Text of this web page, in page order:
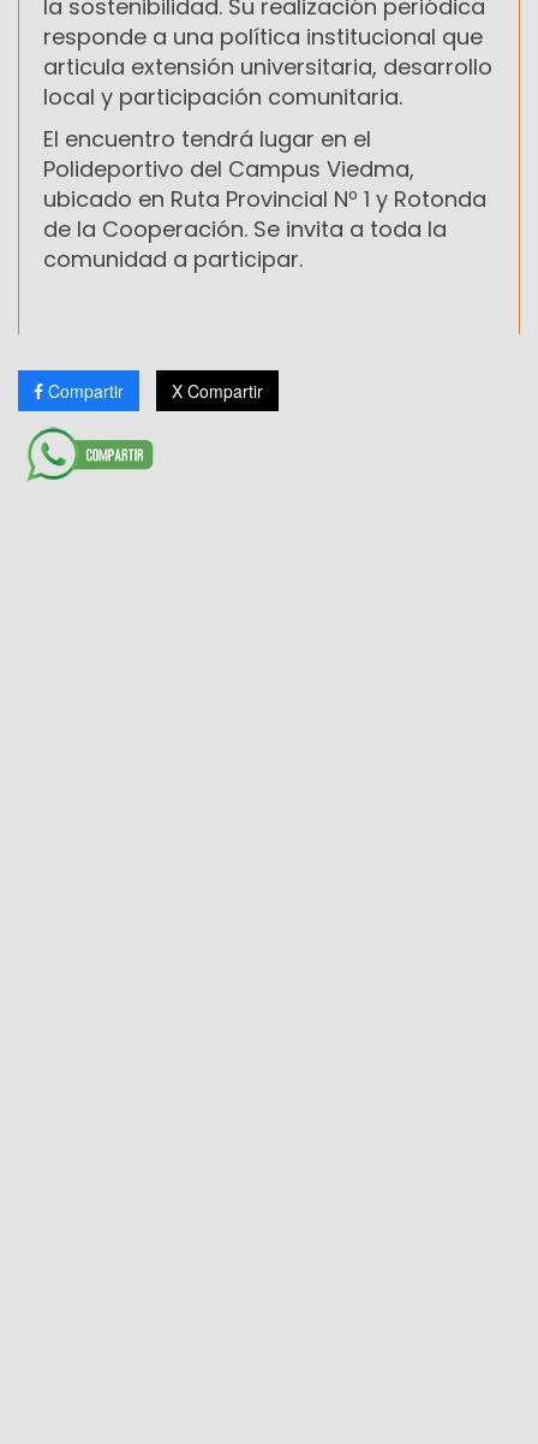
la sostenibilidad. Su realización periódica
responde a una política institucional que
articula extensión universitaria, desarrollo
local y participación comunitaria.
El encuentro tendrá lugar en el
Polideportivo del Campus Viedma,
ubicado en Ruta Provincial Nº 1 y Rotonda
de la Cooperación. Se invita a toda la
comunidad a participar.
Compartir X Compartir